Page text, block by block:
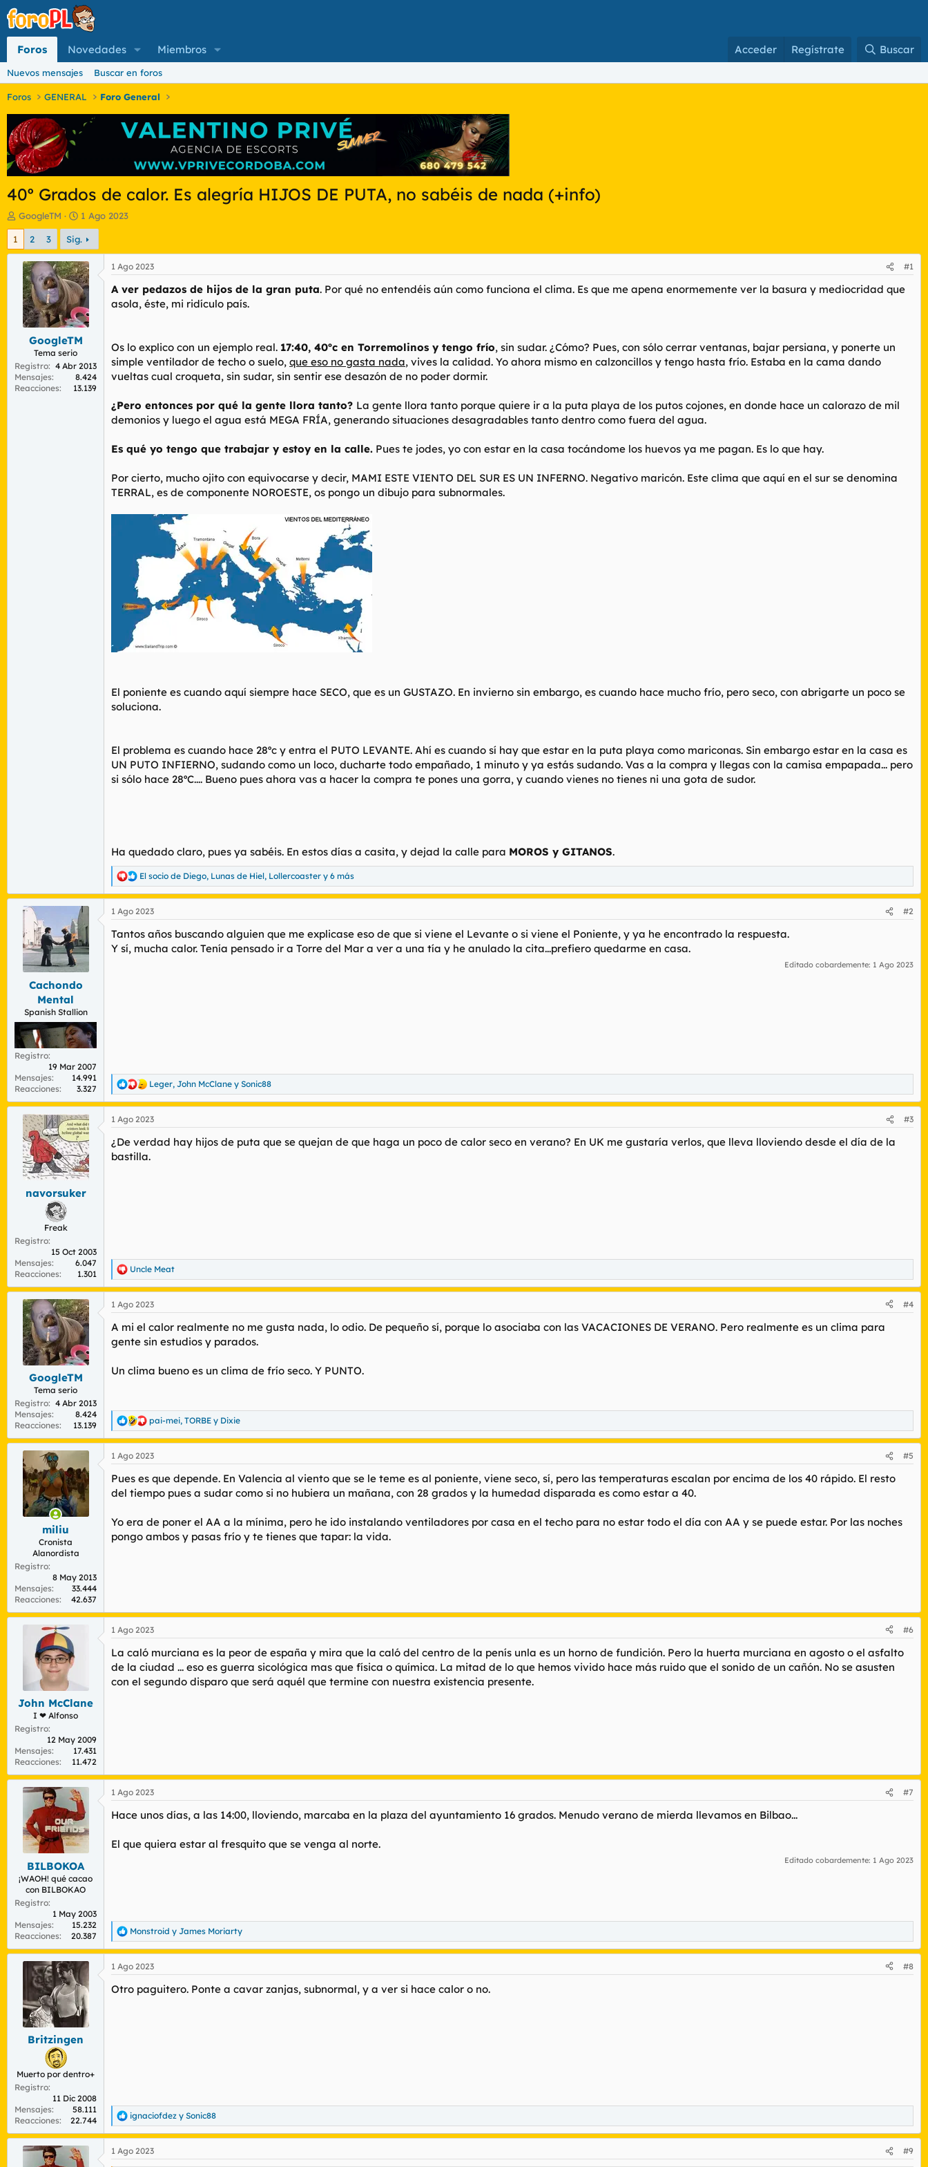
Foros Novedades Miembros Acceder Regístrate Buscar
Nuevos mensajes Buscar en foros
Foros GENERAL Foro General
40º Grados de calor. Es alegría HIJOS DE PUTA, no sabéis de nada (+info)
I
n
c
a
d
o
d
t
e
m
GoogleTM
F
e
c
h
a
d
e
n
i
c
o
1 Ago 2023
1 2 3 Sig.
GoogleTM
Tema serio
Registro
4 Abr 2013
Mensajes
8.424
Reacciones
13.139
1 Ago 2023 #1
A ver pedazos de hijos de la gran puta. Por qué no entendéis aún como funciona el clima. Es que me apena enormemente ver la basura y mediocridad que
asola, éste, mi ridículo país.
Os lo explico con un ejemplo real. 17:40, 40ºc en Torremolinos y tengo frío, sin sudar. ¿Cómo? Pues, con sólo cerrar ventanas, bajar persiana, y ponerte un
simple ventilador de techo o suelo, que eso no gasta nada, vives la calidad. Yo ahora mismo en calzoncillos y tengo hasta frío. Estaba en la cama dando
vueltas cual croqueta, sin sudar, sin sentir ese desazón de no poder dormir.
¿Pero entonces por qué la gente llora tanto? La gente llora tanto porque quiere ir a la puta playa de los putos cojones, en donde hace un calorazo de mil
demonios y luego el agua está MEGA FRÍA, generando situaciones desagradables tanto dentro como fuera del agua.
Es qué yo tengo que trabajar y estoy en la calle. Pues te jodes, yo con estar en la casa tocándome los huevos ya me pagan. Es lo que hay.
Por cierto, mucho ojito con equivocarse y decir, MAMI ESTE VIENTO DEL SUR ES UN INFERNO. Negativo maricón. Este clima que aquí en el sur se denomina
TERRAL, es de componente NOROESTE, os pongo un dibujo para subnormales.
El poniente es cuando aquí siempre hace SECO, que es un GUSTAZO. En invierno sin embargo, es cuando hace mucho frío, pero seco, con abrigarte un poco se
soluciona.
El problema es cuando hace 28ºc y entra el PUTO LEVANTE. Ahí es cuando sí hay que estar en la puta playa como mariconas. Sin embargo estar en la casa es
UN PUTO INFIERNO, sudando como un loco, ducharte todo empañado, 1 minuto y ya estás sudando. Vas a la compra y llegas con la camisa empapada... pero
si sólo hace 28ºC.... Bueno pues ahora vas a hacer la compra te pones una gorra, y cuando vienes no tienes ni una gota de sudor.
Ha quedado claro, pues ya sabéis. En estos días a casita, y dejad la calle para MOROS y GITANOS.
R
e
a
c
i
o
El socio de Diego, Lunas de Hiel, Lollercoaster y 6 más
Cachondo
Mental
Spanish Stallion
Registro
19 Mar 2007
Mensajes
14.991
Reacciones
3.327
1 Ago 2023 #2
Tantos años buscando alguien que me explicase eso de que si viene el Levante o si viene el Poniente, y ya he encontrado la respuesta.
Y sí, mucha calor. Tenía pensado ir a Torre del Mar a ver a una tía y he anulado la cita...prefiero quedarme en casa.
Editado cobardemente: 1 Ago 2023
R
e
a
c
i
o
Leger, John McClane y Sonic88
navorsuker
Freak
Registro
15 Oct 2003
Mensajes
6.047
Reacciones
1.301
1 Ago 2023 #3
¿De verdad hay hijos de puta que se quejan de que haga un poco de calor seco en verano? En UK me gustaría verlos, que lleva lloviendo desde el día de la
bastilla.
R
e
a
c
i
o
n
s
Uncle Meat
GoogleTM
Tema serio
Registro
4 Abr 2013
Mensajes
8.424
Reacciones
13.139
1 Ago 2023 #4
A mi el calor realmente no me gusta nada, lo odio. De pequeño sí, porque lo asociaba con las VACACIONES DE VERANO. Pero realmente es un clima para
gente sin estudios y parados.
Un clima bueno es un clima de frío seco. Y PUNTO.
R
e
a
c
i
o
s
:
pai-mei, TORBE y Dixie
miliu
Cronista
Alanordista
Registro
8 May 2013
Mensajes
33.444
Reacciones
42.637
1 Ago 2023 #5
Pues es que depende. En Valencia al viento que se le teme es al poniente, viene seco, sí, pero las temperaturas escalan por encima de los 40 rápido. El resto
del tiempo pues a sudar como si no hubiera un mañana, con 28 grados y la humedad disparada es como estar a 40.
Yo era de poner el AA a la mínima, pero he ido instalando ventiladores por casa en el techo para no estar todo el día con AA y se puede estar. Por las noches
pongo ambos y pasas frío y te tienes que tapar: la vida.
John McClane
I ❤ Alfonso
Registro
12 May 2009
Mensajes
17.431
Reacciones
11.472
1 Ago 2023 #6
La caló murciana es la peor de españa y mira que la caló del centro de la penís unla es un horno de fundición. Pero la huerta murciana en agosto o el asfalto
de la ciudad ... eso es guerra sicológica mas que física o química. La mitad de lo que hemos vivido hace más ruido que el sonido de un cañón. No se asusten
con el segundo disparo que será aquél que termine con nuestra existencia presente.
BILBOKOA
¡WAOH! qué cacao
con BILBOKAO
Registro
1 May 2003
Mensajes
15.232
Reacciones
20.387
1 Ago 2023 #7
Hace unos días, a las 14:00, lloviendo, marcaba en la plaza del ayuntamiento 16 grados. Menudo verano de mierda llevamos en Bilbao...
El que quiera estar al fresquito que se venga al norte.
Editado cobardemente: 1 Ago 2023
R
e
a
c
i
Monstroid y James Moriarty
Britzingen
Muerto por dentro+
Registro
11 Dic 2008
Mensajes
58.111
Reacciones
22.744
1 Ago 2023 #8
Otro paguitero. Ponte a cavar zanjas, subnormal, y a ver si hace calor o no.
R
e
a
c
c
ignaciofdez y Sonic88
1 Ago 2023 #9